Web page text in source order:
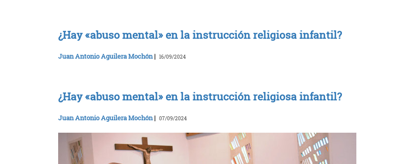
¿Hay «abuso mental» en la instrucción religiosa infantil?
Juan Antonio Aguilera Mochón| 16/09/2024
¿Hay «abuso mental» en la instrucción religiosa infantil?
Juan Antonio Aguilera Mochón| 07/09/2024